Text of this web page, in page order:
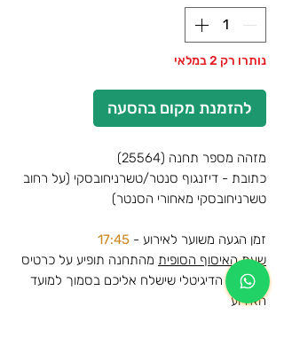
נותרו רק 2 במלאי
להזמנת מקום בהסעה
מזהה מספר תחנה (25564)
כתובת - דיזנגוף סנטר/טשרניחובסקי (על רחוב
טשרניחובסקי מאחורי הסנטר)
זמן הגעה משוער לאירוע - 17:45
שעת האיסוף הסופית מהתחנה תופיע על כרטיס
ההסעה הדיגיטלי שישלח אליכם בסמוך למועד
האירוע